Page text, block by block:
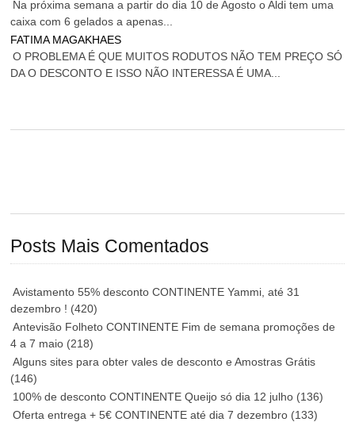
Na próxima semana a partir do dia 10 de Agosto o Aldi tem uma
caixa com 6 gelados a apenas...
FATIMA MAGAKHAES
O PROBLEMA É QUE MUITOS RODUTOS NÃO TEM PREÇO SÓ
DA O DESCONTO E ISSO NÃO INTERESSA É UMA...
Posts Mais Comentados
Avistamento 55% desconto CONTINENTE Yammi, até 31
dezembro ! (420)
Antevisão Folheto CONTINENTE Fim de semana promoções de
4 a 7 maio (218)
Alguns sites para obter vales de desconto e Amostras Grátis
(146)
100% de desconto CONTINENTE Queijo só dia 12 julho (136)
Oferta entrega + 5€ CONTINENTE até dia 7 dezembro (133)